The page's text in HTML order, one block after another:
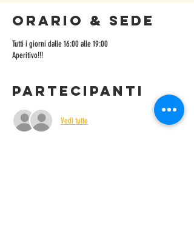
Orario & Sede
Tutti i giorni dalle 16:00 alle 19:00
Aperitivo!!!
Partecipanti
Vedi tutto